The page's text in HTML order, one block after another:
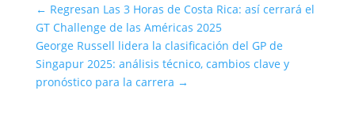
← Regresan Las 3 Horas de Costa Rica: así cerrará el
GT Challenge de las Américas 2025
George Russell lidera la clasificación del GP de
Singapur 2025: análisis técnico, cambios clave y
pronóstico para la carrera →